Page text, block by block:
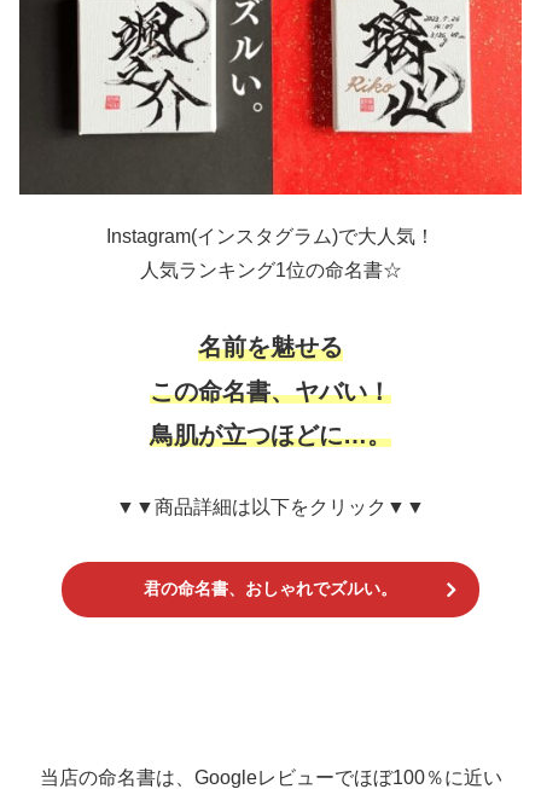
Instagram(インスタグラム)で大人気！
人気ランキング1位の命名書☆
名前を魅せる
この命名書、ヤバい！
鳥肌が立つほどに…。
▼▼商品詳細は以下をクリック▼▼
君の命名書、おしゃれでズルい。
当店の命名書は、Googleレビューでほぼ100％に近い